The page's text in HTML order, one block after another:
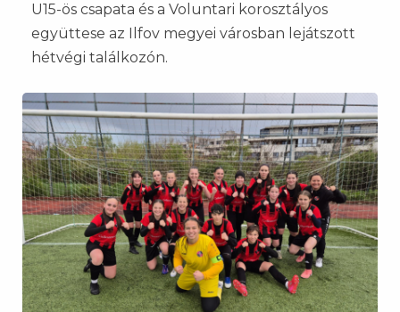
U15-ös csapata és a Voluntari korosztályos
együttese az Ilfov megyei városban lejátszott
hétvégi találkozón.